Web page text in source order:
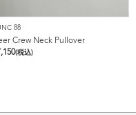
88
Crew Neck Pullover
(税込)